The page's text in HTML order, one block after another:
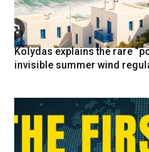
Kolydas explains the rare
invisible summer wind